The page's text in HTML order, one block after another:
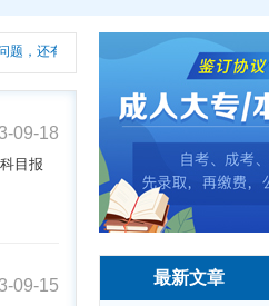
最新文章
，还有更多自考大专相关信息供大家参考。
09-18
目报
09-15